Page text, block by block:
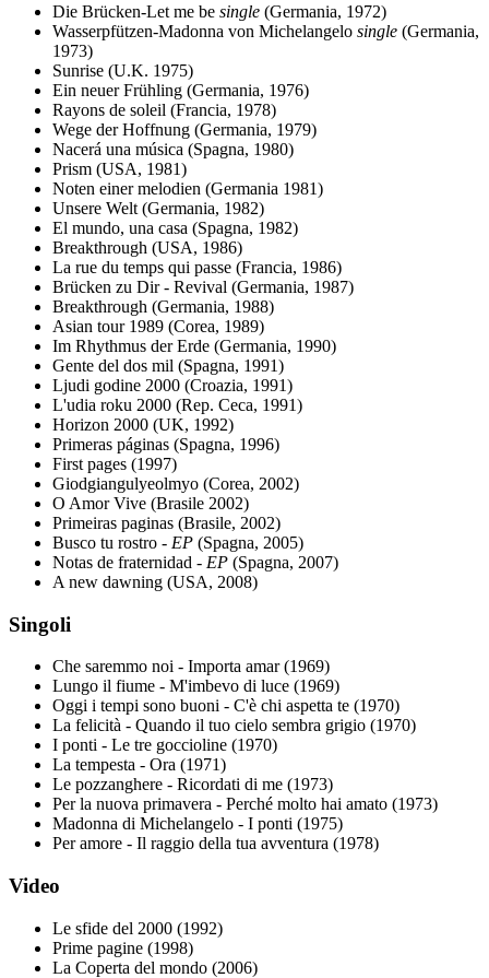
Die Brücken-Let me be single (Germania, 1972)
Wasserpfützen-Madonna von Michelangelo single (Germania,
1973)
Sunrise (U.K. 1975)
Ein neuer Frühling (Germania, 1976)
Rayons de soleil (Francia, 1978)
Wege der Hoffnung (Germania, 1979)
Nacerá una música (Spagna, 1980)
Prism (USA, 1981)
Noten einer melodien (Germania 1981)
Unsere Welt (Germania, 1982)
El mundo, una casa (Spagna, 1982)
Breakthrough (USA, 1986)
La rue du temps qui passe (Francia, 1986)
Brücken zu Dir - Revival (Germania, 1987)
Breakthrough (Germania, 1988)
Asian tour 1989 (Corea, 1989)
Im Rhythmus der Erde (Germania, 1990)
Gente del dos mil (Spagna, 1991)
Ljudi godine 2000 (Croazia, 1991)
L'udia roku 2000 (Rep. Ceca, 1991)
Horizon 2000 (UK, 1992)
Primeras páginas (Spagna, 1996)
First pages (1997)
Giodgiangulyeolmyo (Corea, 2002)
O Amor Vive (Brasile 2002)
Primeiras paginas (Brasile, 2002)
Busco tu rostro - EP (Spagna, 2005)
Notas de fraternidad - EP (Spagna, 2007)
A new dawning (USA, 2008)
Singoli
Che saremmo noi - Importa amar (1969)
Lungo il fiume - M'imbevo di luce (1969)
Oggi i tempi sono buoni - C'è chi aspetta te (1970)
La felicità - Quando il tuo cielo sembra grigio (1970)
I ponti - Le tre goccioline (1970)
La tempesta - Ora (1971)
Le pozzanghere - Ricordati di me (1973)
Per la nuova primavera - Perché molto hai amato (1973)
Madonna di Michelangelo - I ponti (1975)
Per amore - Il raggio della tua avventura (1978)
Video
Le sfide del 2000 (1992)
Prime pagine (1998)
La Coperta del mondo (2006)